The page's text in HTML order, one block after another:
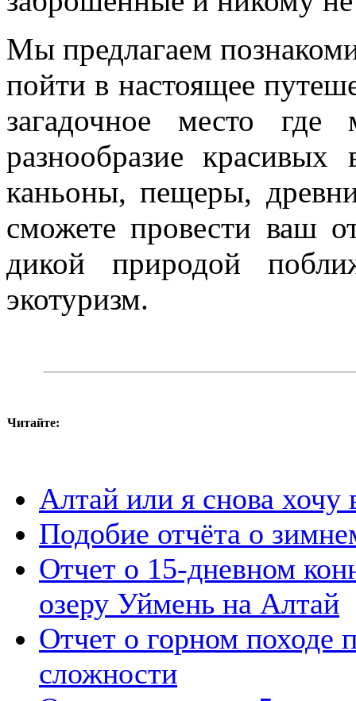
Мы предлагаем
пойти в настоящее
загадочное место где
разнообразие
каньоны, пещеры,
сможете провести ваш
дикой природой
экотуризм.
Читайте:
Алтай или я снова
Подобие отчёта о
Отчет о 15-дневном
озеру Уймень на Алтай
Отчет о горном походе
сложности